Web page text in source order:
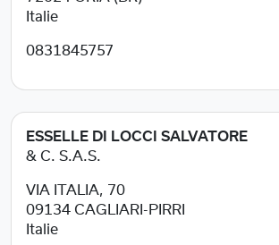
Italie
0831845757
ESSELLE DI LOCCI SALVATORE
& C. S.A.S.
VIA ITALIA, 70
09134 CAGLIARI-PIRRI
Italie